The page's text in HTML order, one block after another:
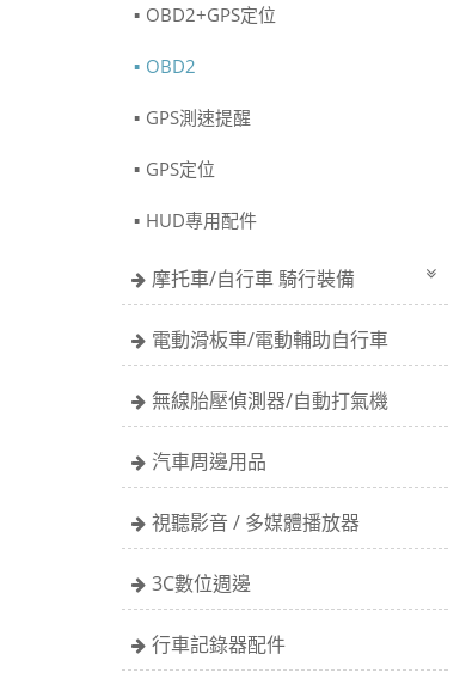
OBD2+GPS定位
OBD2
GPS測速提醒
GPS定位
HUD專用配件
摩托車/自行車 騎行裝備
電動滑板車/電動輔助自行車
無線胎壓偵測器/自動打氣機
汽車周邊用品
視聽影音 / 多媒體播放器
3C數位週邊
行車記錄器配件